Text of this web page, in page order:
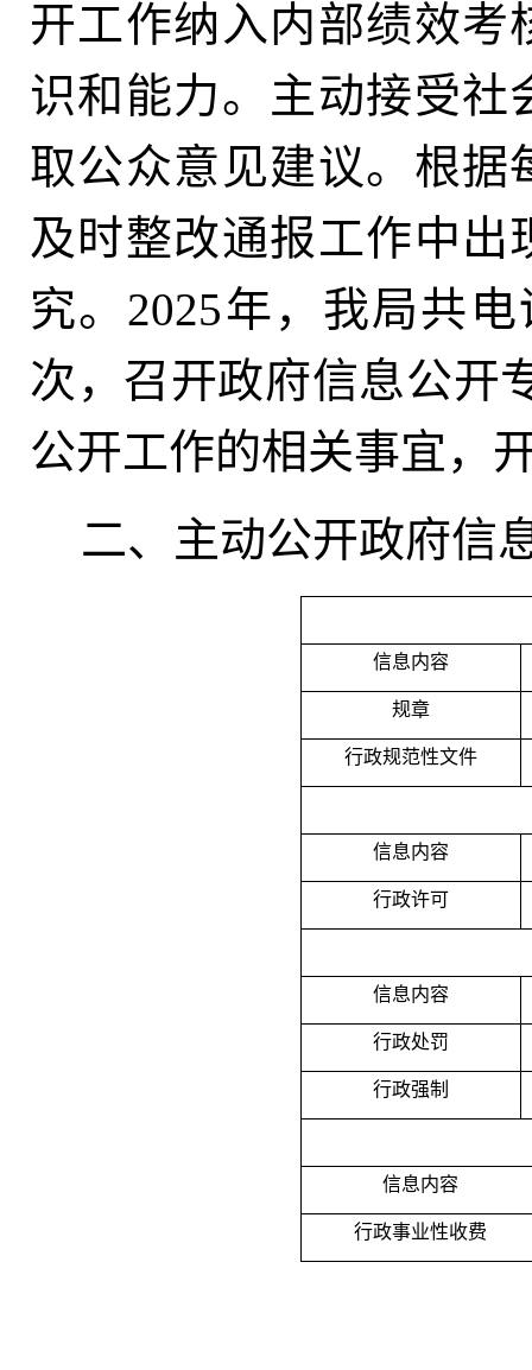
开工作纳入内部绩效
识和能力。主动接受社
取公众意见建议。 根据
及时整改通报工作中出
究。2025年 ， 我局共
次，召开政府信息公开
公开工作的相关事宜，
主动公开政府信
信息内容
规章
行政规范性文件
信息内容
行政许可
信息内容
行政处罚
行政强制
信息内容
行政事业性收费